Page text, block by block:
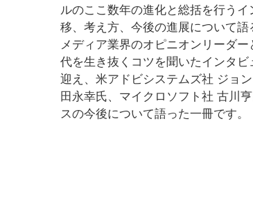
ルのここ数年の進化と総括を行う
移、考え方、今後の進展について語
メディア業界のオピニオンリーダ
代を生き抜くコツを聞いたインタ
迎え、米アドビシステムズ社 ジョ
田永幸氏、マイクロソフト社 古川
スの今後について語った一冊です。